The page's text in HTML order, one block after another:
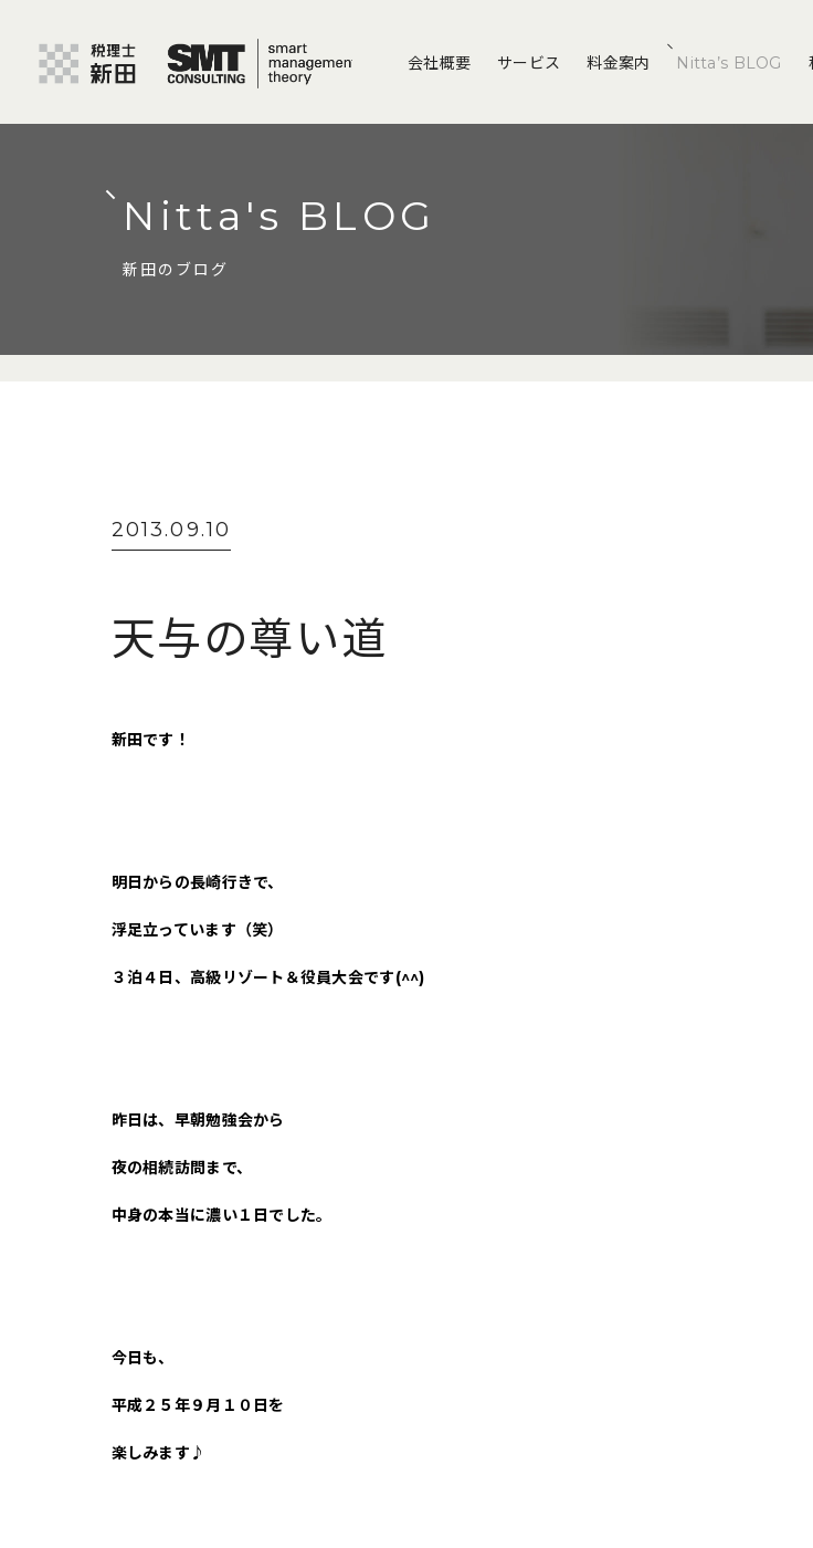
会社概要 サービス 料金案内 Nitta’s BLOG
Nitta's BLOG
新田のブログ
2013.09.10
天与の尊い道
新田です！
明日からの長崎行きで、
浮足立っています（笑）
３泊４日、高級リゾート＆役員大会です(^^)
昨日は、早朝勉強会から
夜の相続訪問まで、
中身の本当に濃い１日でした。
今日も、
平成２５年９月１０日を
楽しみます♪